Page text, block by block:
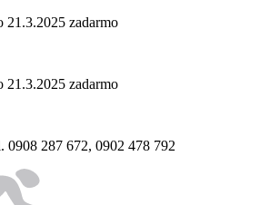
21.3.2025 zadarmo
21.3.2025 zadarmo
0908 287 672, 0902 478 792